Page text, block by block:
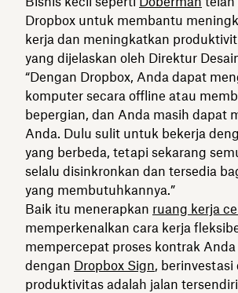
Dropbox untuk membantu
kerja dan meningkatkan
yang dijelaskan oleh Direktur
“Dengan Dropbox, Anda dapat
komputer secara offline atau
bepergian, dan Anda masih dapat
Anda. Dulu sulit untuk bekerja
yang berbeda, tetapi sekarang
selalu disinkronkan dan tersedia
yang membutuhkannya.”
Baik itu menerapkan ruang kerja
memperkenalkan cara kerja
mempercepat proses kontrak Anda
dengan Dropbox Sign, berinvestasi
produktivitas adalah jalan